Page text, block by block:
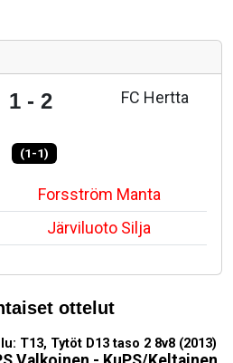
1 - 2 FC Hertta
(1-1)
Forsström Manta
Järviluoto Silja
ottelut
T13, Tytöt D13 taso 2 8v8 (2013)